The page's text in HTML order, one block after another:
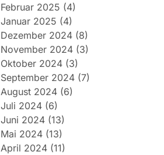
Februar 2025 (4)
Januar 2025 (4)
Dezember 2024 (8)
November 2024 (3)
Oktober 2024 (3)
September 2024 (7)
August 2024 (6)
Juli 2024 (6)
Juni 2024 (13)
Mai 2024 (13)
April 2024 (11)